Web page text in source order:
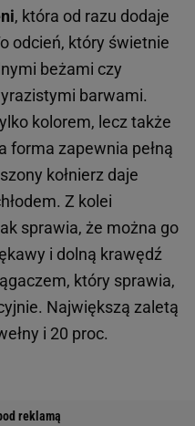
, która od razu dodaje
odcień, który świetnie
beżami czy
barwami.
kolorem, lecz także
forma zapewnia pełną
kołnierz daje
Z kolei
sprawia, że można go
i dolną krawędź
który sprawia,
Największą zaletą
i 20 proc.